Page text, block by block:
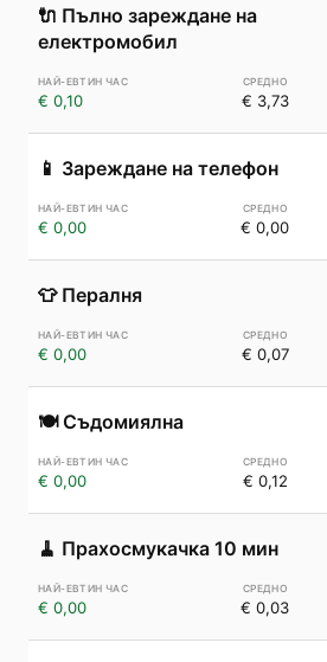
🔌 Пълно зареждане на
електромобил
€ 0,10 € 3,73
📱 Зареждане на телефон
€ 0,00 € 0,00
👕 Пералня
€ 0,00 € 0,07
🍽️ Съдомиялна
€ 0,00 € 0,12
🧹 Прахосмукачка 10 мин
€ 0,00 € 0,03